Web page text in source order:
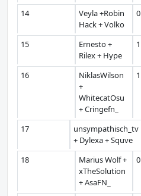
14
Veyla +Robin
Hack + Volko
0
15
Ernesto +
Rilex + Hype
1
16
NiklasWilson
+
WhitecatOsu
+ Cringefn_
1
17
unsympathisch_tv
+ Dylexa + Squve
18
Marius Wolf +
xTheSolution
+ AsaFN_
0